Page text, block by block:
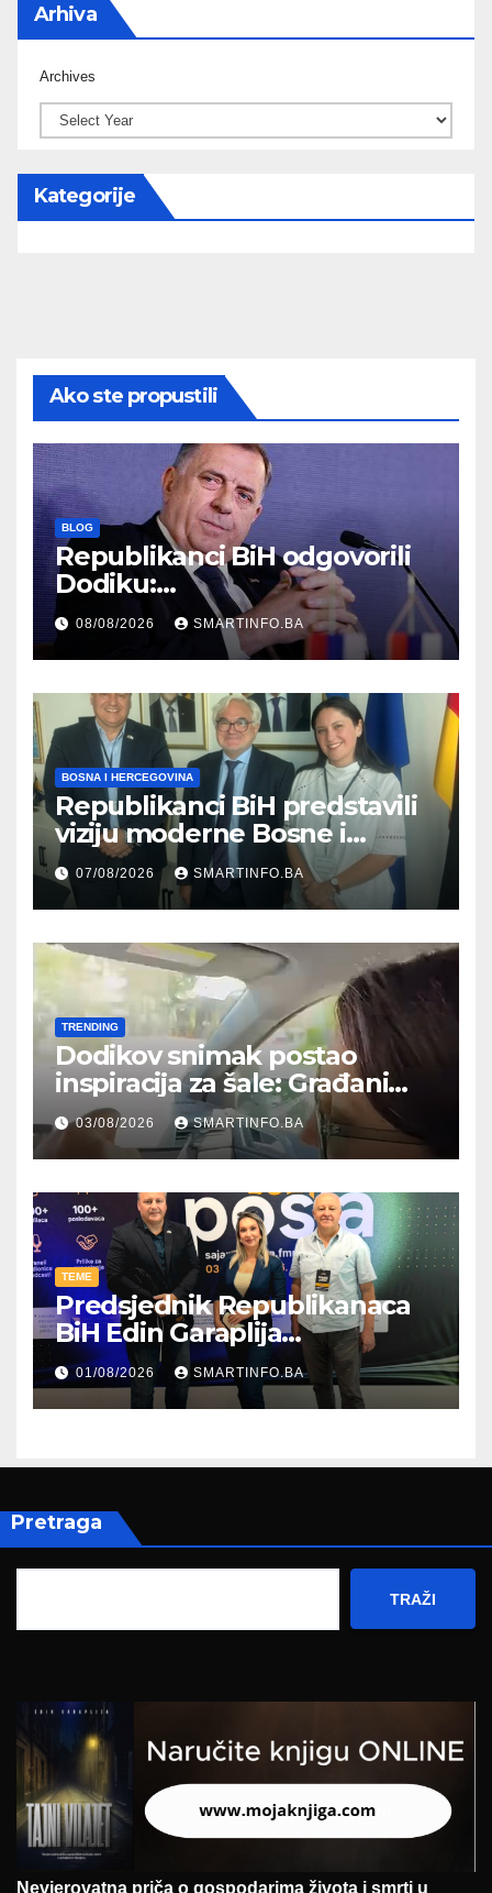
Arhiva
Archives
Kategorije
Ako ste propustili
BLOG
Republikanci BiH odgovorili
Dodiku:
Bosanskohercegovačka
kultura postoji i pripada svim
građanima
08/08/2026 SMARTINFO.BA
BOSNA I HERCEGOVINA
Republikanci BiH predstavili
viziju moderne Bosne i
Hercegovine ambasadoru
Njemačke
07/08/2026 SMARTINFO.BA
TRENDING
Dodikov snimak postao
inspiracija za šale: Građani
kroz parodiju poslali poruku
03/08/2026 SMARTINFO.BA
TEME
Predsjednik Republikanaca
BiH Edin Garaplija
prisustvovao prezentaciji
Federalnog sajma
zapošljavanja
01/08/2026 SMARTINFO.BA
Pretraga
TRAŽI
Nevjerovatna priča o gospodarima života i smrti u